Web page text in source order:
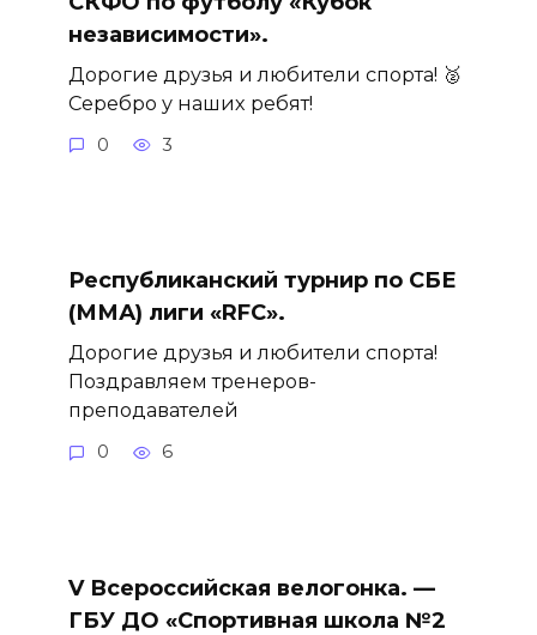
независимости».
Дорогие друзья и любители спорта! 🥈
Серебро у наших ребят!
0 3
Республиканский турнир по СБЕ
(ММА) лиги «RFC».
Дорогие друзья и любители спорта!
Поздравляем тренеров-
преподавателей
0 6
V Всероссийская велогонка. —
ГБУ ДО «Спортивная школа №2